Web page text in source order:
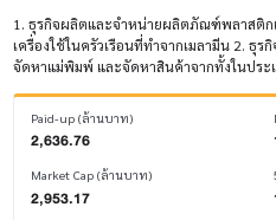
1. ธุรกิจผลิตและจำหน่ายผลิตภัณฑ์พลาสติ
เครื่องใช้ในครัวเรือนที่ทำจากเมลามีน 2. ธุ
จัดหาแม่พิมพ์ และจัดหาสินค้าจากทั้งในประ
Paid-up (ล้านบาท)
2,636.76
Market Cap (ล้านบาท)
2,953.17